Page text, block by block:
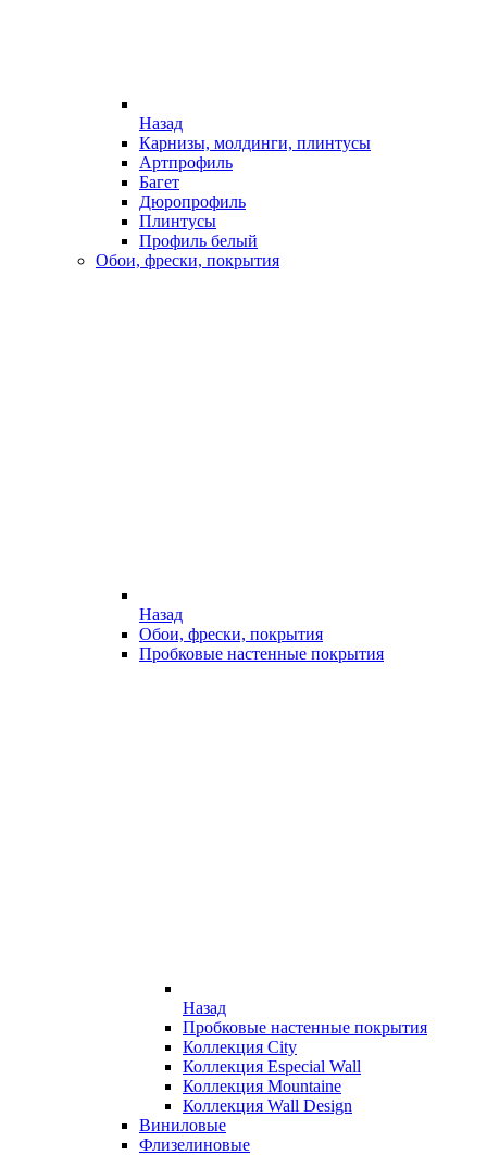
Назад
Карнизы, молдинги, плинтусы
Артпрофиль
Багет
Дюропрофиль
Плинтусы
Профиль белый
Обои, фрески, покрытия
Назад
Обои, фрески, покрытия
Пробковые настенные покрытия
Назад
Пробковые настенные покрытия
Коллекция City
Коллекция Especial Wall
Коллекция Mountaine
Коллекция Wall Design
Виниловые
Флизелиновые